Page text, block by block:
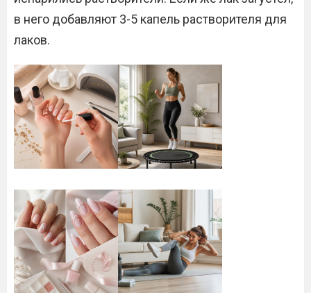
в него добавляют 3-5 капель растворителя для
лаков.